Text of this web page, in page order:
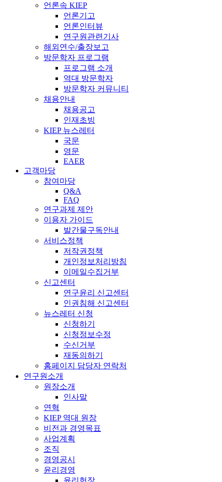
언론속 KIEP
언론기고
언론인터뷰
연구원관련기사
해외연수/출장보고
방문학자 프로그램
프로그램 소개
역대 방문학자
방문학자 커뮤니티
채용안내
채용공고
인재초빙
KIEP 뉴스레터
국문
영문
EAER
고객마당
참여마당
Q&A
FAQ
연구과제 제안
이용자 가이드
발간물구독안내
서비스정책
저작권정책
개인정보처리방침
이메일수집거부
신고센터
연구윤리 신고센터
인권침해 신고센터
뉴스레터 신청
신청하기
신청정보수정
수신거부
재동의하기
홈페이지 담당자 연락처
연구원소개
원장소개
인사말
연혁
KIEP 역대 원장
비전과 경영목표
사업계획
조직
경영공시
윤리경영
윤리헌장